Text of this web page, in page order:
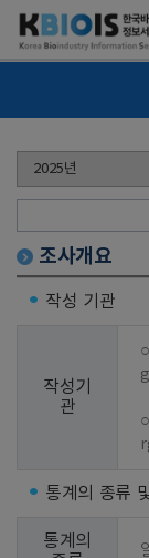
조사개요
작성 기관
작성기
관
통계의 종류
통계의